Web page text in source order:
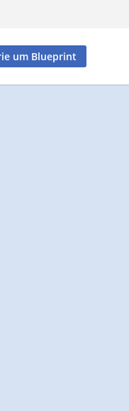
Panel
um Blueprint